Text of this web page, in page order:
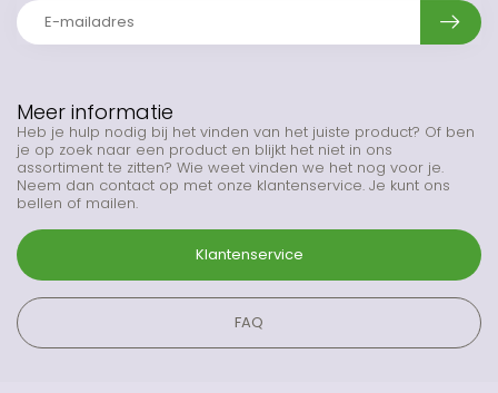
Meer informatie
Heb je hulp nodig bij het vinden van het juiste product? Of ben
je op zoek naar een product en blijkt het niet in ons
assortiment te zitten? Wie weet vinden we het nog voor je.
Neem dan contact op met onze klantenservice. Je kunt ons
bellen of mailen.
Klantenservice
FAQ